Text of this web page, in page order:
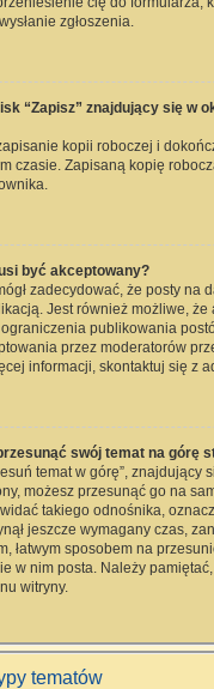
zgłoszenia.
“Zapisz” znajdujący się w
kopii roboczej i
czasie. Zapisaną kopię
być akceptowany?
zadecydować, że posty na
Jest również możliwe, że
publikowania
przez moderatorów
informacji, skontaktuj się z
swój temat na górę
temat w górę”, znajdujący
możesz przesunąć go na
takiego odnośnika,
jeszcze wymagany czas,
łatwym sposobem na
w nim posta. Należy
witryny.
tematów